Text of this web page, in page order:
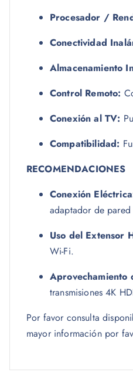
Procesador /
Conectividad
Almacenamiento
Control Remoto:
Conexión al TV:
Compatibilidad:
RECOMENDACIONES
Conexión
adaptador de
Uso del Extensor
Wi-Fi.
Aprovechamiento
transmisiones 4K
Por favor consulta
mayor información por